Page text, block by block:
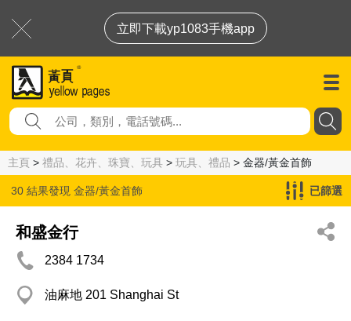
立即下載yp1083手機app
主頁 > 禮品、花卉、珠寶、玩具 > 玩具、禮品 > 金器/黃金首飾
30 結果發現 金器/黃金首飾 已篩選
和盛金行
2384 1734
油麻地 201 Shanghai St